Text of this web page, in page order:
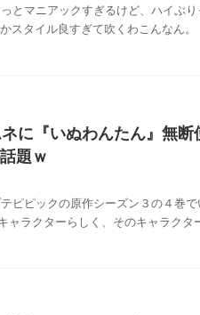
とマニアックすぎるけど、ハイぶり
スタイル良すぎて吹くわこんなん
に『いぬわんたん』無
題ｗ
ピピックの原作シーズン３の４巻で
ャラクターらしく、そのキャラクタ